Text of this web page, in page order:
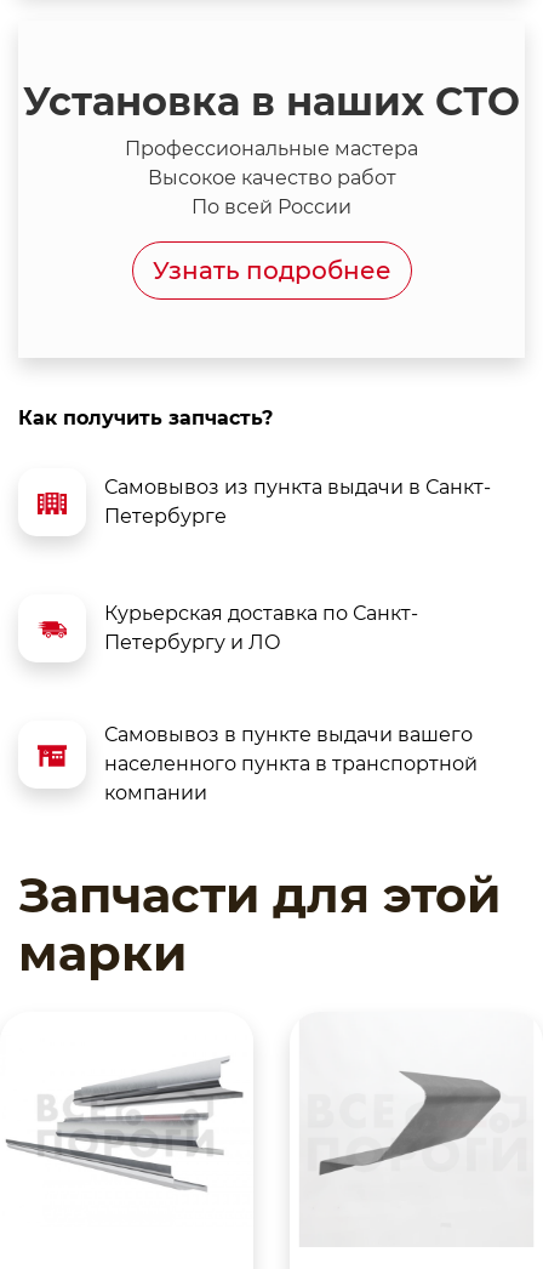
Установка в наших СТО
Профессиональные мастера
Высокое качество работ
По всей России
Узнать подробнее
Как получить запчасть?
Самовывоз из пункта выдачи в Санкт-
Петербурге
Курьерская доставка по Санкт-
Петербургу и ЛО
Самовывоз в пункте выдачи вашего
населенного пункта в транспортной
компании
Запчасти для этой
марки